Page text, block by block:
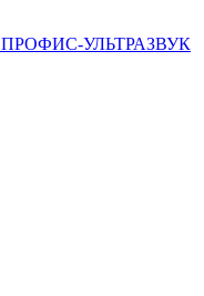
ПРОФИС-УЛЬТРАЗВУК